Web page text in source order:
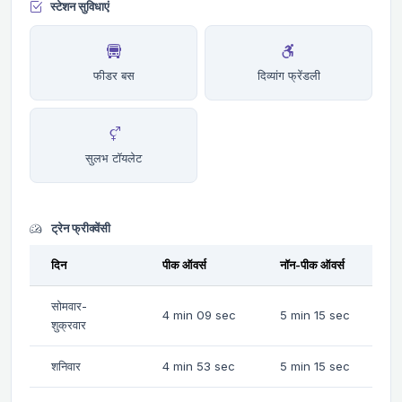
स्टेशन सुविधाएं
फीडर बस दिव्यांग फ्रेंडली
सुलभ टॉयलेट
ट्रेन फ्रीक्वेंसी
दिन पीक ऑवर्स नॉन-पीक ऑवर्स
सोमवार-
शुक्रवार
4 min 09 sec 5 min 15 sec
शनिवार 4 min 53 sec 5 min 15 sec